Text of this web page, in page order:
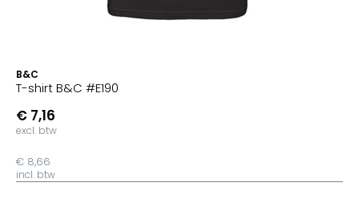
B&C
T-shirt B&C #E190
€ 7,16
excl. btw
€ 8,66
incl. btw